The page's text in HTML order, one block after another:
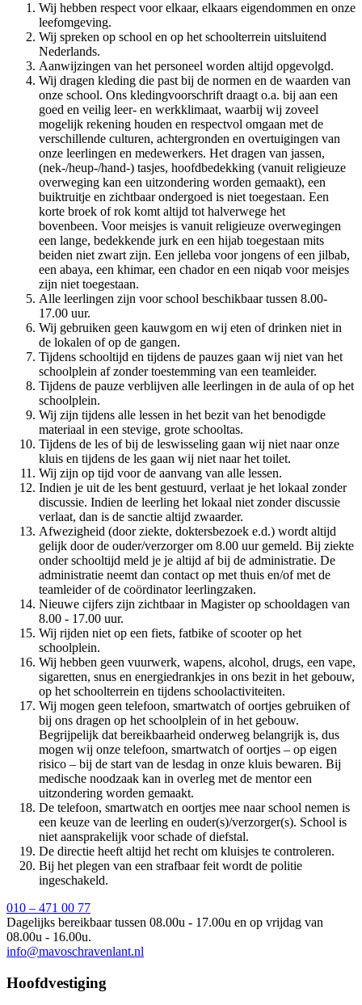
Wij hebben respect voor elkaar, elkaars eigendommen en onze
leefomgeving.
Wij spreken op school en op het schoolterrein uitsluitend
Nederlands.
Aanwijzingen van het personeel worden altijd opgevolgd.
Wij dragen kleding die past bij de normen en de waarden van
onze school. Ons kledingvoorschrift draagt o.a. bij aan een
goed en veilig leer- en werkklimaat, waarbij wij zoveel
mogelijk rekening houden en respectvol omgaan met de
verschillende culturen, achtergronden en overtuigingen van
onze leerlingen en medewerkers. Het dragen van jassen,
(nek-/heup-/hand-) tasjes, hoofdbedekking (vanuit religieuze
overweging kan een uitzondering worden gemaakt), een
buiktruitje en zichtbaar ondergoed is niet toegestaan. Een
korte broek of rok komt altijd tot halverwege het
bovenbeen. Voor meisjes is vanuit religieuze overwegingen
een lange, bedekkende jurk en een hijab toegestaan mits
beiden niet zwart zijn. Een jelleba voor jongens of een jilbab,
een abaya, een khimar, een chador en een niqab voor meisjes
zijn niet toegestaan.
Alle leerlingen zijn voor school beschikbaar tussen 8.00-
17.00 uur.
Wij gebruiken geen kauwgom en wij eten of drinken niet in
de lokalen of op de gangen.
Tijdens schooltijd en tijdens de pauzes gaan wij niet van het
schoolplein af zonder toestemming van een teamleider.
Tijdens de pauze verblijven alle leerlingen in de aula of op het
schoolplein.
Wij zijn tijdens alle lessen in het bezit van het benodigde
materiaal in een stevige, grote schooltas.
Tijdens de les of bij de leswisseling gaan wij niet naar onze
kluis en tijdens de les gaan wij niet naar het toilet.
Wij zijn op tijd voor de aanvang van alle lessen.
Indien je uit de les bent gestuurd, verlaat je het lokaal zonder
discussie. Indien de leerling het lokaal niet zonder discussie
verlaat, dan is de sanctie altijd zwaarder.
Afwezigheid (door ziekte, doktersbezoek e.d.) wordt altijd
gelijk door de ouder/verzorger om 8.00 uur gemeld. Bij ziekte
onder schooltijd meld je je altijd af bij de administratie. De
administratie neemt dan contact op met thuis en/of met de
teamleider of de coördinator leerlingzaken.
Nieuwe cijfers zijn zichtbaar in Magister op schooldagen van
8.00 - 17.00 uur.
Wij rijden niet op een fiets, fatbike of scooter op het
schoolplein.
Wij hebben geen vuurwerk, wapens, alcohol, drugs, een vape,
sigaretten, snus en energiedrankjes in ons bezit in het gebouw,
op het schoolterrein en tijdens schoolactiviteiten.
Wij mogen geen telefoon, smartwatch of oortjes gebruiken of
bij ons dragen op het schoolplein of in het gebouw.
Begrijpelijk dat bereikbaarheid onderweg belangrijk is, dus
mogen wij onze telefoon, smartwatch of oortjes – op eigen
risico – bij de start van de lesdag in onze kluis bewaren. Bij
medische noodzaak kan in overleg met de mentor een
uitzondering worden gemaakt.
De telefoon, smartwatch en oortjes mee naar school nemen is
een keuze van de leerling en ouder(s)/verzorger(s). School is
niet aansprakelijk voor schade of diefstal.
De directie heeft altijd het recht om kluisjes te controleren.
Bij het plegen van een strafbaar feit wordt de politie
ingeschakeld.
010 – 471 00 77
Dagelijks bereikbaar tussen 08.00u - 17.00u en op vrijdag van
08.00u - 16.00u.
info@mavoschravenlant.nl
Hoofdvestiging